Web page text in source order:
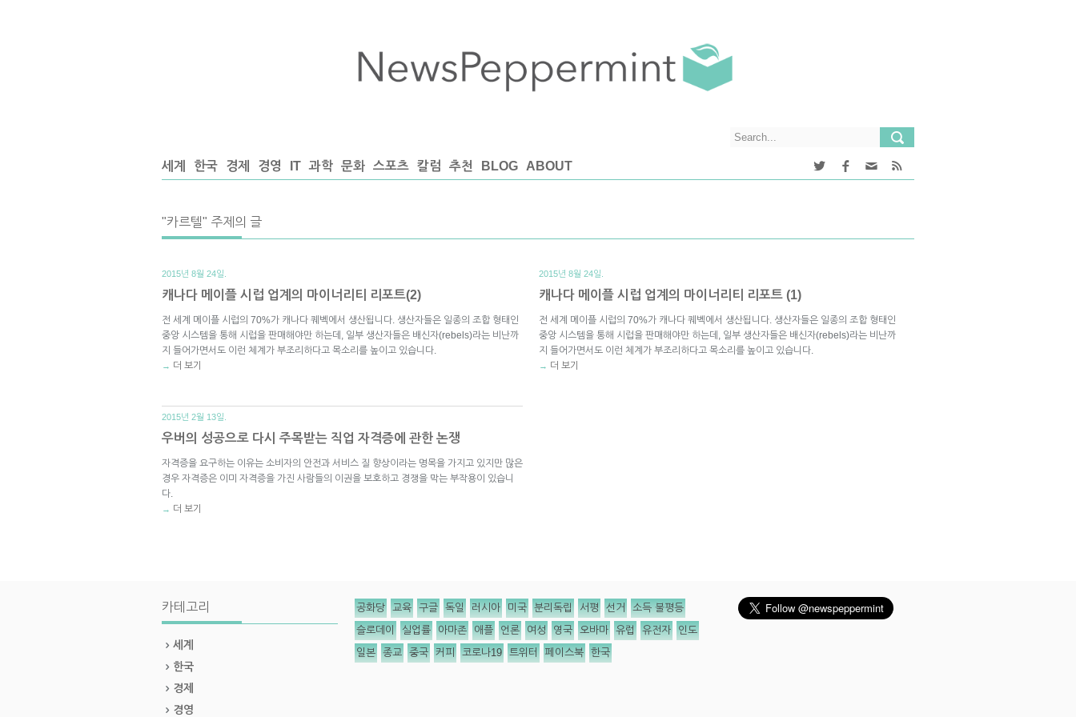
세계 한국 경제 경영 IT 과학 문화 스포츠 칼럼 추천 BLOG ABOUT
"카르텔" 주제의 글
2015년 8월 24일.
캐나다 메이플 시럽 업계의 마이너리티 리포트(2)
전 세계 메이플 시럽의 70%가 캐나다 퀘벡에서 생산됩니다. 생산자들은 일종의 조합 형태인
중앙 시스템을 통해 시럽을 판매해야만 하는데, 일부 생산자들은 배신자(rebels)라는 비난까
지 들어가면서도 이런 체계가 부조리하다고 목소리를 높이고 있습니다.
→ 더 보기
2015년 8월 24일.
캐나다 메이플 시럽 업계의 마이너리티 리포트 (1)
전 세계 메이플 시럽의 70%가 캐나다 퀘벡에서 생산됩니다. 생산자들은 일종의 조합 형태인
중앙 시스템을 통해 시럽을 판매해야만 하는데, 일부 생산자들은 배신자(rebels)라는 비난까
지 들어가면서도 이런 체계가 부조리하다고 목소리를 높이고 있습니다.
→ 더 보기
2015년 2월 13일.
우버의 성공으로 다시 주목받는 직업 자격증에 관한 논쟁
자격증을 요구하는 이유는 소비자의 안전과 서비스 질 향상이라는 명목을 가지고 있지만 많은
경우 자격증은 이미 자격증을 가진 사람들의 이권을 보호하고 경쟁을 막는 부작용이 있습니
다.
→ 더 보기
카테고리
세계
한국
경제
경영
공화당 교육 구글 독일 러시아 미국 분리독립 서평 선거 소득 불평등
슬로데이 실업률 아마존 애플 언론 여성 영국 오바마 유럽 유전자 인도
일본 종교 중국 커피 코로나19 트위터 페이스북 한국